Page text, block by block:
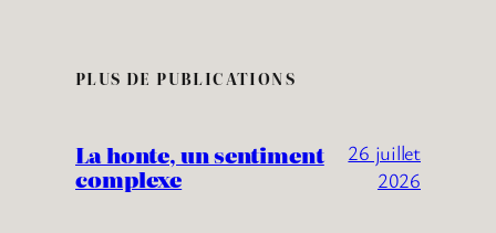
PLUS DE PUBLICATIONS
La honte, un sentiment
complexe
26 juillet
2026